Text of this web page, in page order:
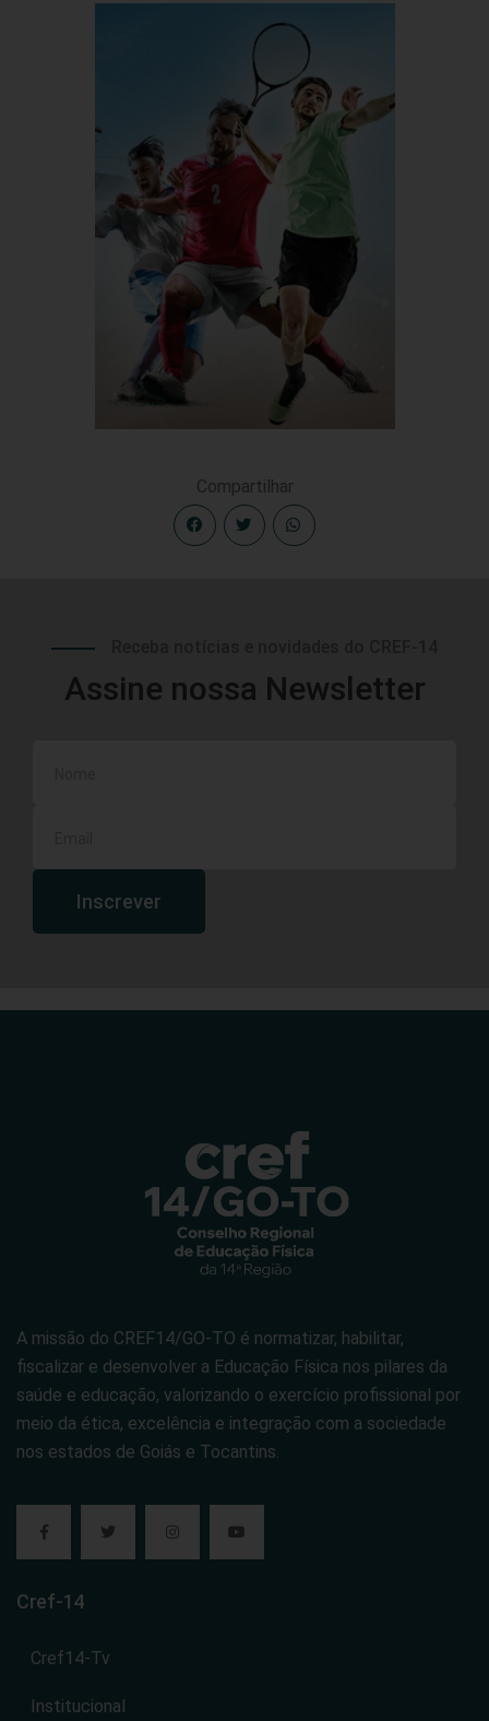
Compartilhar
Assine nossa Newsletter
Inscrever
A missão do CREF14/GO-TO é normatizar, habilitar,
fiscalizar e desenvolver a Educação Física nos pilares da
saúde e educação, valorizando o exercício profissional por
meio da ética, excelência e integração com a sociedade
nos estados de Goiás e Tocantins.
Cref-14
Cref14-Tv
Institucional